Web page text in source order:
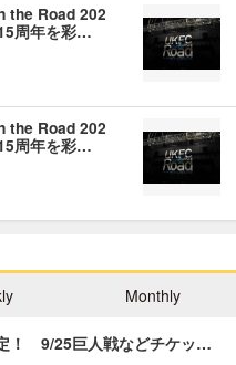
the Road 202
周年を彩…
the Road 202
周年を彩…
Monthly
！ 9/25巨人戦などチケッ…